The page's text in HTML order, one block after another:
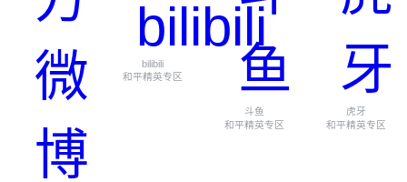
bilibili
和平精英专区
斗鱼
和平精英专区
虎牙
和平精英专区